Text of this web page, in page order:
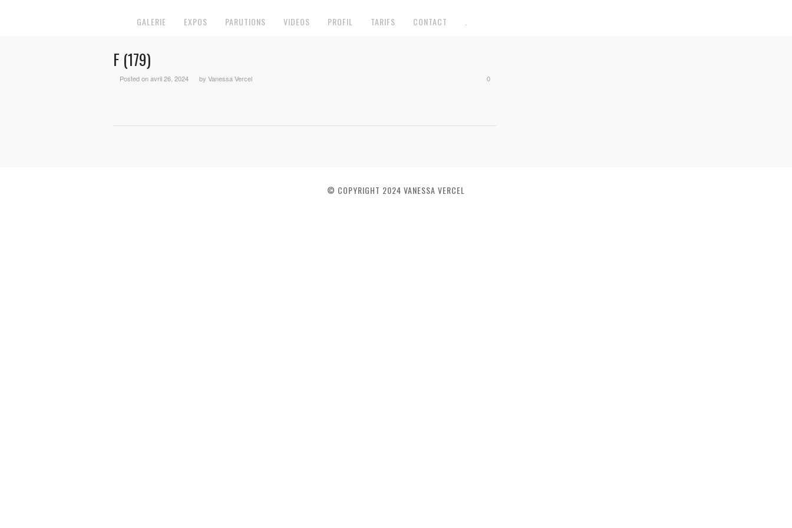
GALERIE EXPOS PARUTIONS VIDEOS PROFIL TARIFS CONTACT
F (179)
Posted on avril 26, 2024 by Vanessa Vercel 0
© COPYRIGHT 2024 VANESSA VERCEL